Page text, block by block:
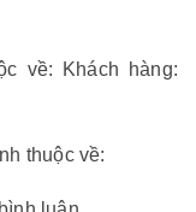
về: Khách hàng:
thuộc về: